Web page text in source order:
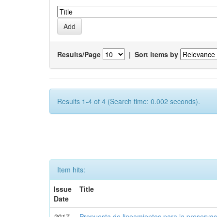
Results/Page | Sort items by
Results 1-4 of 4 (Search time: 0.002 seconds).
Item hits:
Issue
Date
Title